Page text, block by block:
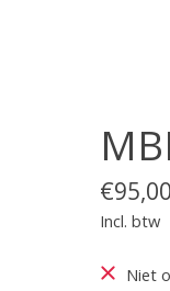
€95,00
Incl. btw
Niet